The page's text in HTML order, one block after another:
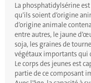
La phosphatidylsérine
qu’ils soient d’origine
d’origine animale
entre autres, le jaune
soja, les graines de
végétaux importants qui
Le corps des jeunes est
partie de ce composant